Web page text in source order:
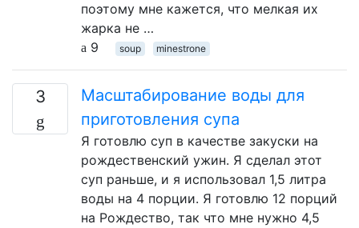
поэтому мне кажется, что мелкая их
жарка не …
9
soup minestrone
3
Масштабирование воды для
приготовления супа
Я готовлю суп в качестве закуски на
рождественский ужин. Я сделал этот
суп раньше, и я использовал 1,5 литра
воды на 4 порции. Я готовлю 12 порций
на Рождество, так что мне нужно 4,5